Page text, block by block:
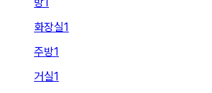
화장실1
주방1
거실1